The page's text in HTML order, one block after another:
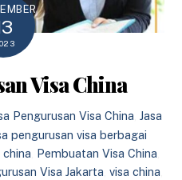
Visa China
Pengurusan Visa China ,Jasa
pengurusan visa berbagai
china Pembuatan Visa China
Visa Jakarta visa china